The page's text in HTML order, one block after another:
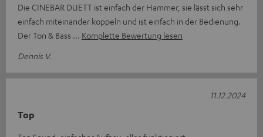
Die CINEBAR DUETT ist einfach der Hammer, sie lässt sich sehr
einfach miteinander koppeln und ist einfach in der Bedienung.
Der Ton & Bass
Komplette Bewertung lesen
Dennis V.
Top
11.12.2024